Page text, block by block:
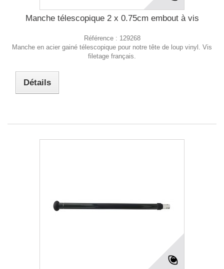
Manche télescopique 2 x 0.75cm embout à vis
Référence : 129268
Manche en acier gainé télescopique pour notre tête de loup vinyl. Vis
filetage français.
Détails